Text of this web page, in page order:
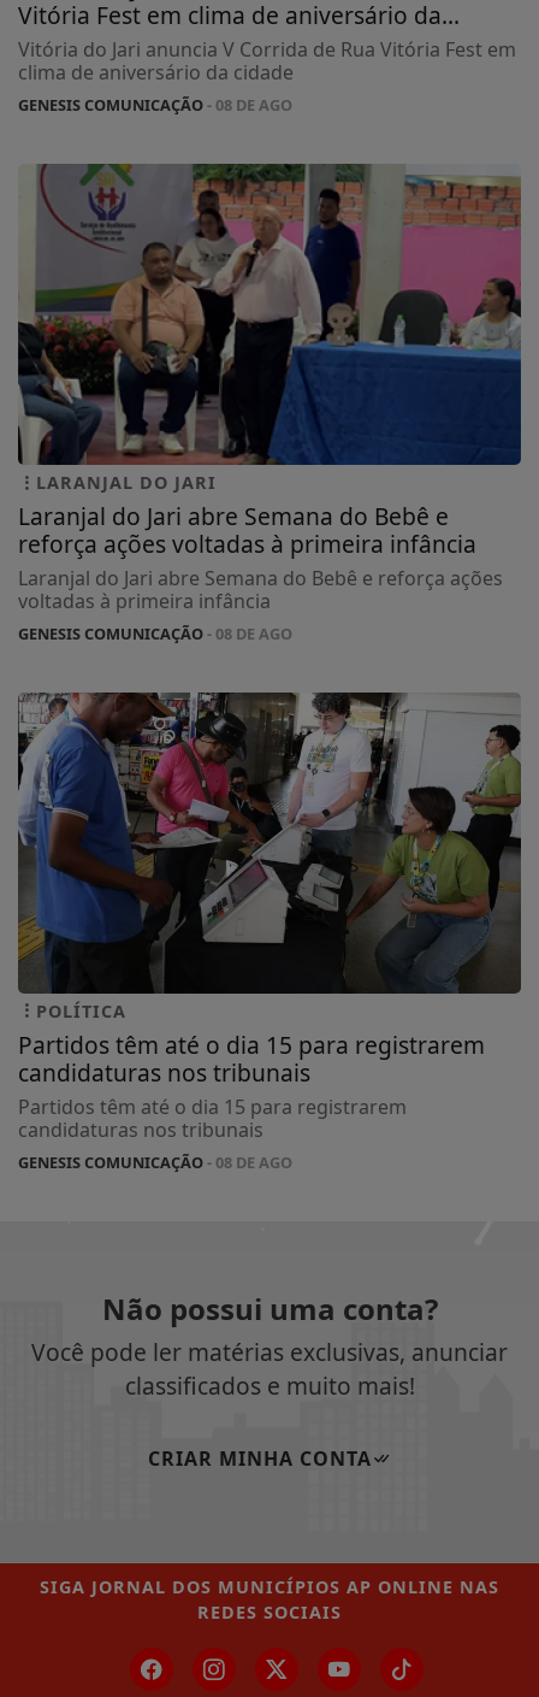
Vitória Fest em clima de aniversário da...
Vitória do Jari anuncia V Corrida de Rua Vitória Fest em
clima de aniversário da cidade
GENESIS COMUNICAÇÃO- 08 DE AGO
LARANJAL DO JARI
Laranjal do Jari abre Semana do Bebê e
reforça ações voltadas à primeira infância
Laranjal do Jari abre Semana do Bebê e reforça ações
voltadas à primeira infância
GENESIS COMUNICAÇÃO- 08 DE AGO
POLÍTICA
Partidos têm até o dia 15 para registrarem
candidaturas nos tribunais
Partidos têm até o dia 15 para registrarem
candidaturas nos tribunais
GENESIS COMUNICAÇÃO- 08 DE AGO
Não possui uma conta?
Você pode ler matérias exclusivas, anunciar
classificados e muito mais!
CRIAR MINHA CONTA
SIGA JORNAL DOS MUNICÍPIOS AP ONLINE NAS
REDES SOCIAIS